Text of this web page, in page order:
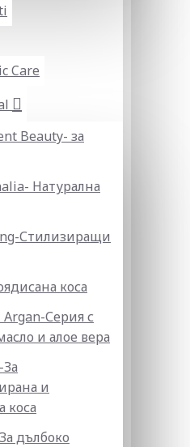
Care
Beauty- за
Натурална
Стилизиращи
коса
Серия с
и алое вера
и
коса
дълбоко